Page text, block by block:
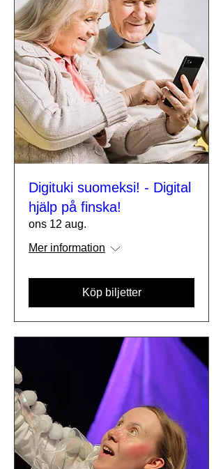
Digituki suomeksi! - Digital
hjälp på finska!
ons 12 aug.
Mer information
Köp biljetter